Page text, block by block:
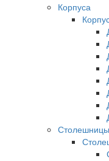
Корпуса
Столешницы